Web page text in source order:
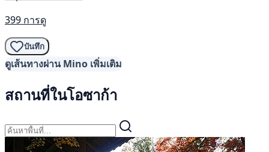
399 การดู
บันทึก
ดูเส้นทางผ่าน Mino เพิ่มเติม
สถานที่ในโอซาก้า